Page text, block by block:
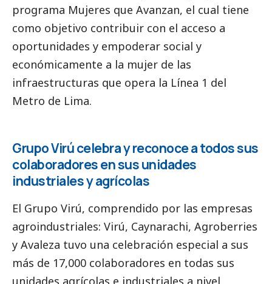
programa Mujeres que Avanzan, el cual tiene
como objetivo contribuir con el acceso a
oportunidades y empoderar social y
económicamente a la mujer de las
infraestructuras que opera la Línea 1 del
Metro de Lima.
Grupo Virú celebra y reconoce a todos sus
colaboradores en sus unidades
industriales y agrícolas
El Grupo Virú, comprendido por las empresas
agroindustriales: Virú, Caynarachi, Agroberries
y Avaleza tuvo una celebración especial a sus
más de 17,000 colaboradores en todas sus
unidades agrícolas e industriales a nivel